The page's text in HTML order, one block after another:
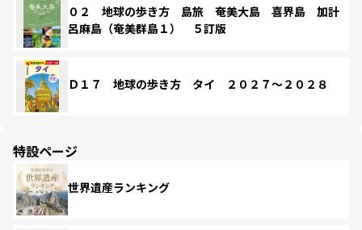
０２ 地球の歩き方 島旅 奄美大島 喜界島 加計
呂麻島（奄美群島１） ５訂版
Ｄ１７ 地球の歩き方 タイ ２０２７～２０２８
特設ページ
世界遺産ランキング